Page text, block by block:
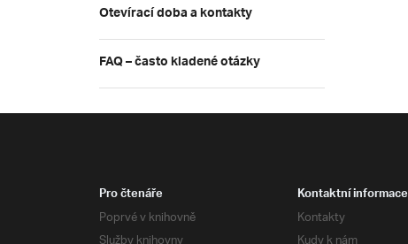
Otevírací doba a kontakty
FAQ – často kladené otázky
Pro čtenáře
Poprvé v knihovně
Kontaktní informace
Kontakty